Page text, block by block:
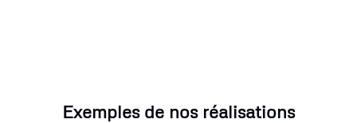
Exemples de nos réalisations